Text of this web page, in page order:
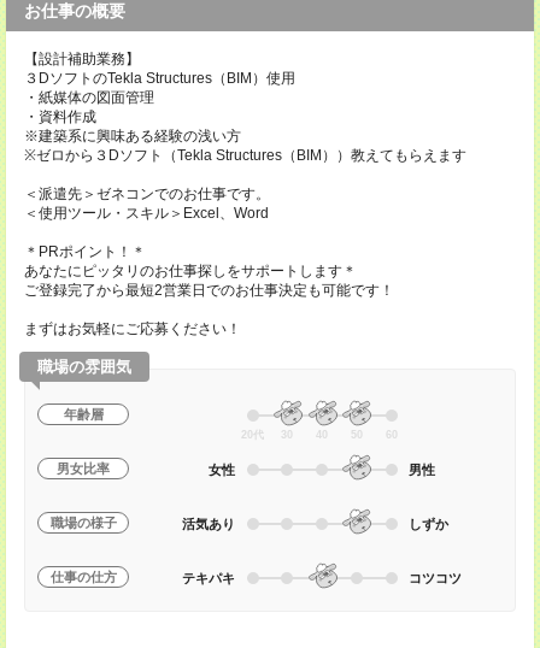
お仕事の概要
【設計補助業務】
３DソフトのTekla Structures（BIM）使用
・紙媒体の図面管理
・資料作成
※建築系に興味ある経験の浅い方
※ゼロから３Dソフト（Tekla Structures（BIM））教えてもらえます
＜派遣先＞ゼネコンでのお仕事です。
＜使用ツール・スキル＞Excel、Word
＊PRポイント！＊
あなたにピッタリのお仕事探しをサポートします＊
ご登録完了から最短2営業日でのお仕事決定も可能です！
まずはお気軽にご応募ください！
職場の雰囲気
年齢層
20代 30 40 50 60
男女比率 女性 男性
職場の様子 活気あり しずか
仕事の仕方 テキパキ コツコツ